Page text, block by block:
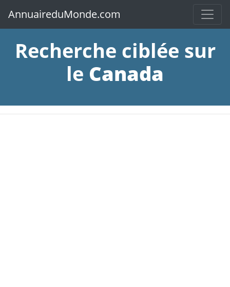
AnnuaireduMonde.com
Recherche ciblée sur
le Canada